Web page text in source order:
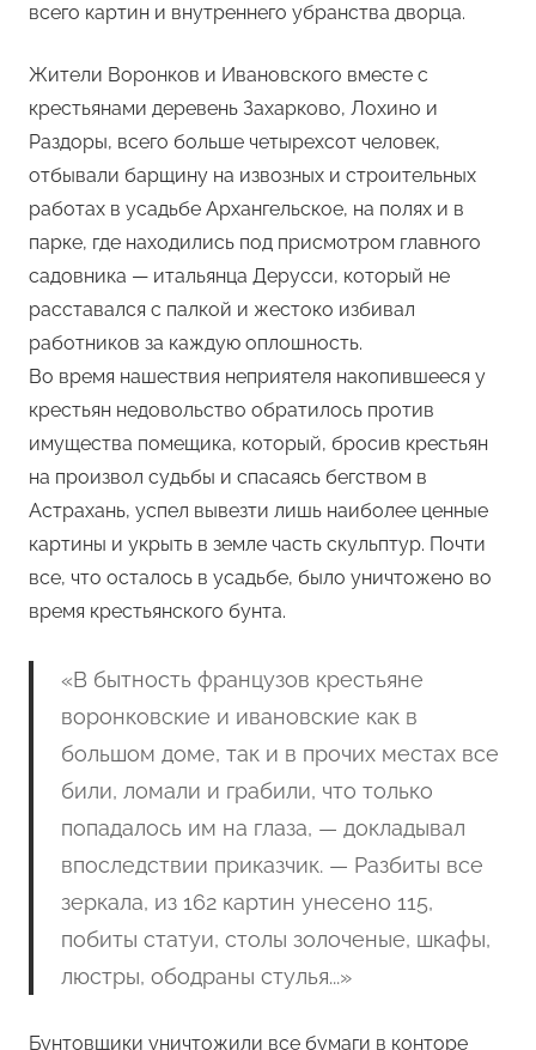
всего картин и внутреннего убранства дворца.
Жители Воронков и Ивановского вместе с
крестьянами деревень Захарково, Лохино и
Раздоры, всего больше четырехсот человек,
отбывали барщину на извозных и строительных
работах в усадьбе Архангельское, на полях и в
парке, где находились под присмотром главного
садовника — итальянца Дерусси, который не
расставался с палкой и жестоко избивал
работников за каждую оплошность.
Во время нашествия неприятеля накопившееся у
крестьян недовольство обратилось против
имущества помещика, который, бросив крестьян
на произвол судьбы и спасаясь бегством в
Астрахань, успел вывезти лишь наиболее ценные
картины и укрыть в земле часть скульптур. Почти
все, что осталось в усадьбе, было уничтожено во
время крестьянского бунта.
«В бытность французов крестьяне
воронковские и ивановские как в
большом доме, так и в прочих местах все
били, ломали и грабили, что только
попадалось им на глаза, — докладывал
впоследствии приказчик. — Разбиты все
зеркала, из 162 картин унесено 115,
побиты статуи, столы золоченые, шкафы,
люстры, ободраны стулья...»
Бунтовщики уничтожили все бумаги в конторе